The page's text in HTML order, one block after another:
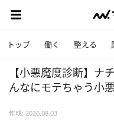
トップ 働く 整える
【小悪魔度診断】
んなにモテちゃう小
作成: 2026.08.03